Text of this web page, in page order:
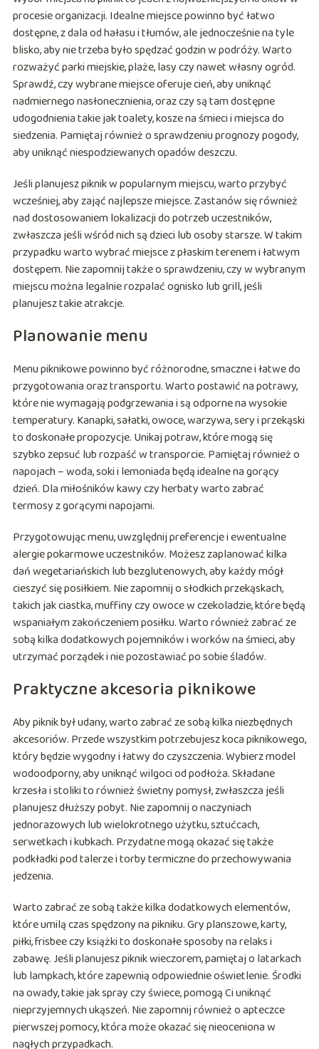
procesie organizacji. Idealne miejsce powinno być łatwo
dostępne, z dala od hałasu i tłumów, ale jednocześnie na tyle
blisko, aby nie trzeba było spędzać godzin w podróży. Warto
rozważyć parki miejskie, plaże, lasy czy nawet własny ogród.
Sprawdź, czy wybrane miejsce oferuje cień, aby uniknąć
nadmiernego nasłonecznienia, oraz czy są tam dostępne
udogodnienia takie jak toalety, kosze na śmieci i miejsca do
siedzenia. Pamiętaj również o sprawdzeniu prognozy pogody,
aby uniknąć niespodziewanych opadów deszczu.
Jeśli planujesz piknik w popularnym miejscu, warto przybyć
wcześniej, aby zająć najlepsze miejsce. Zastanów się również
nad dostosowaniem lokalizacji do potrzeb uczestników,
zwłaszcza jeśli wśród nich są dzieci lub osoby starsze. W takim
przypadku warto wybrać miejsce z płaskim terenem i łatwym
dostępem. Nie zapomnij także o sprawdzeniu, czy w wybranym
miejscu można legalnie rozpalać ognisko lub grill, jeśli
planujesz takie atrakcje.
Planowanie menu
Menu piknikowe powinno być różnorodne, smaczne i łatwe do
przygotowania oraz transportu. Warto postawić na potrawy,
które nie wymagają podgrzewania i są odporne na wysokie
temperatury. Kanapki, sałatki, owoce, warzywa, sery i przekąski
to doskonałe propozycje. Unikaj potraw, które mogą się
szybko zepsuć lub rozpaść w transporcie. Pamiętaj również o
napojach – woda, soki i lemoniada będą idealne na gorący
dzień. Dla miłośników kawy czy herbaty warto zabrać
termosy z gorącymi napojami.
Przygotowując menu, uwzględnij preferencje i ewentualne
alergie pokarmowe uczestników. Możesz zaplanować kilka
dań wegetariańskich lub bezglutenowych, aby każdy mógł
cieszyć się posiłkiem. Nie zapomnij o słodkich przekąskach,
takich jak ciastka, muffiny czy owoce w czekoladzie, które będą
wspaniałym zakończeniem posiłku. Warto również zabrać ze
sobą kilka dodatkowych pojemników i worków na śmieci, aby
utrzymać porządek i nie pozostawiać po sobie śladów.
Praktyczne akcesoria piknikowe
Aby piknik był udany, warto zabrać ze sobą kilka niezbędnych
akcesoriów. Przede wszystkim potrzebujesz koca piknikowego,
który będzie wygodny i łatwy do czyszczenia. Wybierz model
wodoodporny, aby uniknąć wilgoci od podłoża. Składane
krzesła i stoliki to również świetny pomysł, zwłaszcza jeśli
planujesz dłuższy pobyt. Nie zapomnij o naczyniach
jednorazowych lub wielokrotnego użytku, sztućcach,
serwetkach i kubkach. Przydatne mogą okazać się także
podkładki pod talerze i torby termiczne do przechowywania
jedzenia.
Warto zabrać ze sobą także kilka dodatkowych elementów,
które umilą czas spędzony na pikniku. Gry planszowe, karty,
piłki, frisbee czy książki to doskonałe sposoby na relaks i
zabawę. Jeśli planujesz piknik wieczorem, pamiętaj o latarkach
lub lampkach, które zapewnią odpowiednie oświetlenie. Środki
na owady, takie jak spray czy świece, pomogą Ci uniknąć
nieprzyjemnych ukąszeń. Nie zapomnij również o apteczce
pierwszej pomocy, która może okazać się nieoceniona w
nagłych przypadkach.